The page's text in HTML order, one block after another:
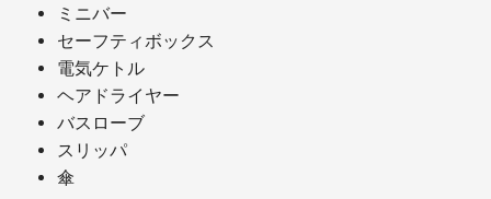
ミニバー
セーフティボックス
電気ケトル
ヘアドライヤー
バスローブ
スリッパ
傘